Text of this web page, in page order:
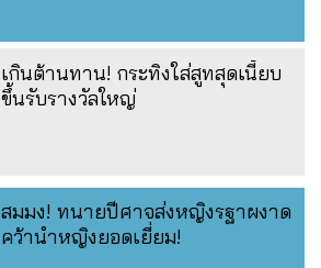
เกินต้านทาน! กระทิงใส่สูทสุดเนี้ยบ
ขึ้นรับรางวัลใหญ่
สมมง! ทนายปีศาจส่งหญิงรฐาผงาด
คว้านำหญิงยอดเยี่ยม!